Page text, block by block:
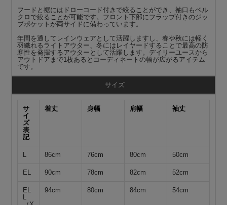
フードと裾にはドローコード付きで絞ることができ、袖口もベル
クロで絞ることが可能です。フロント下部にフラップ付きのジッ
プポケットが両サイドに備わっています。
年間を通してレインウェアとして活躍しますし、春や秋には軽く
羽織れるライトアウター、冬にはレイヤードすることで最高の防
寒性を発揮するアウターとして活躍します。デイリーユースから
アウトドアまで1枚あるとコーディネートの幅が広がるアイテム
です。
サイズ
サ
イ
ズ
表
記
着丈 身幅 肩幅 袖丈
L 86cm 76cm 80cm 50cm
EL 90cm 78cm 82cm 52cm
EL
L
94cm 80cm 84cm 54cm